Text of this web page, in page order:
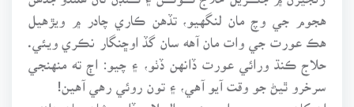
هجوم جي وچ مان لنگهيو، تڏهن ڪاري چادر ۾ ويڙهيل
هڪ عورت جي وات مان آهه سان گڏ اوڇنگار نڪري ويئي.
حلاج ڪنڌ ورائي عورت ڏانهن ڏٺو، ۽ چيو: اڄ ته منهنجي
سرخرو ٿيڻ جو وقت آيو آهي، ۽ تون روئي رهي آهين!
ان کان پوءِ حسين ابن منصورالحلاج ڏاڍي شان سان هلندو،